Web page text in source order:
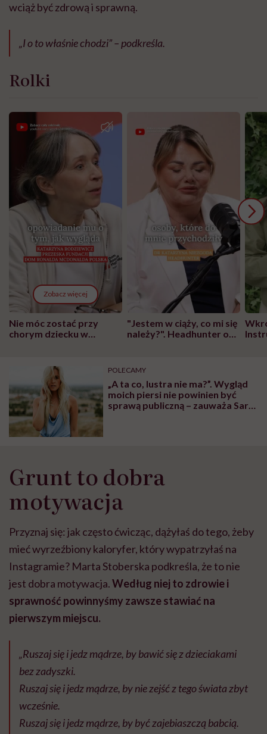
wciąż być zdrową i sprawną.
„I o to właśnie chodzi” – podkreśla.
Rolki
Zobacz więcej
Nie móc zostać przy
chorym dziecku w
może chyba tylko
głupota i brak
wyobraźni"
"Jestem w ciąży, co mi się
należy?". Headhunter o
pracy
POLECAMY
„A ta co, lustra nie ma?”. Wygląd
moich piersi nie powinien być
sprawą publiczną – zauważa Sara
Grunt to dobra
motywacja
Przyznaj się: jak często ćwicząc, dążyłaś do tego, żeby
mieć wyrzeźbiony kaloryfer, który wypatrzyłaś na
Instagramie? Marta Stoberska podkreśla, że to nie
jest dobra motywacja.Według niej to zdrowie i
sprawność powinnyśmy zawsze stawiać na
pierwszym miejscu.
„Ruszaj się i jedz mądrze, by bawić się z dzieciakami
bez zadyszki.
Ruszaj się i jedz mądrze, by nie zejść z tego świata zbyt
wcześnie.
Ruszaj się i jedz mądrze, by być zajebiaszczą babcią.